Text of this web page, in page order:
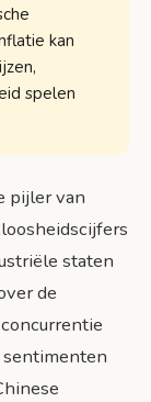
kan
spelen
pijler van
staten
de
sentimenten